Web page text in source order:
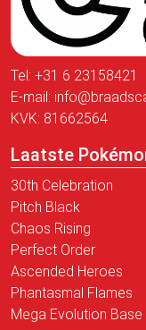
Tel: +31 6 23158421
E-mail:
KVK: 81662564
Laatste
30th Celebration
Pitch Black
Chaos Rising
Perfect Order
Ascended Heroes
Phantasmal Flames
Mega Evolution Base